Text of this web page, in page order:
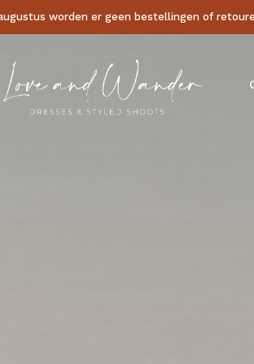
worden er geen bestellingen of
Cart